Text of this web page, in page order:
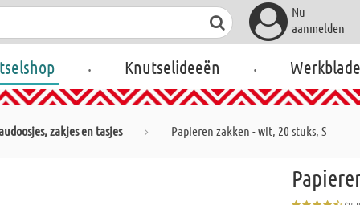
Nu
aanmelden
. Knutselideeën .
zakjes en tasjes Papieren zakken - wit, 20 stuks, S